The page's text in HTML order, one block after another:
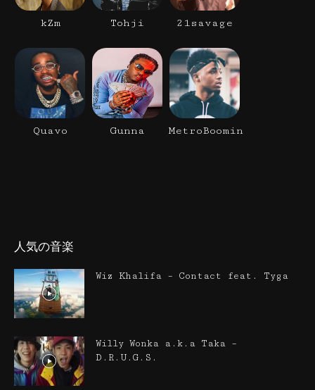
kZm Tohji 21savage
Quavo Gunna MetroBoomin
人気の音楽
Wiz Khalifa – Contact feat. Tyga
Willy Wonka a.k.a Taka –
D.R.U.G.S.